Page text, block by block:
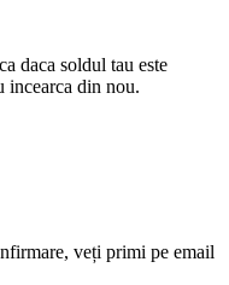
daca soldul tau este
incearca din nou.
veți primi pe email